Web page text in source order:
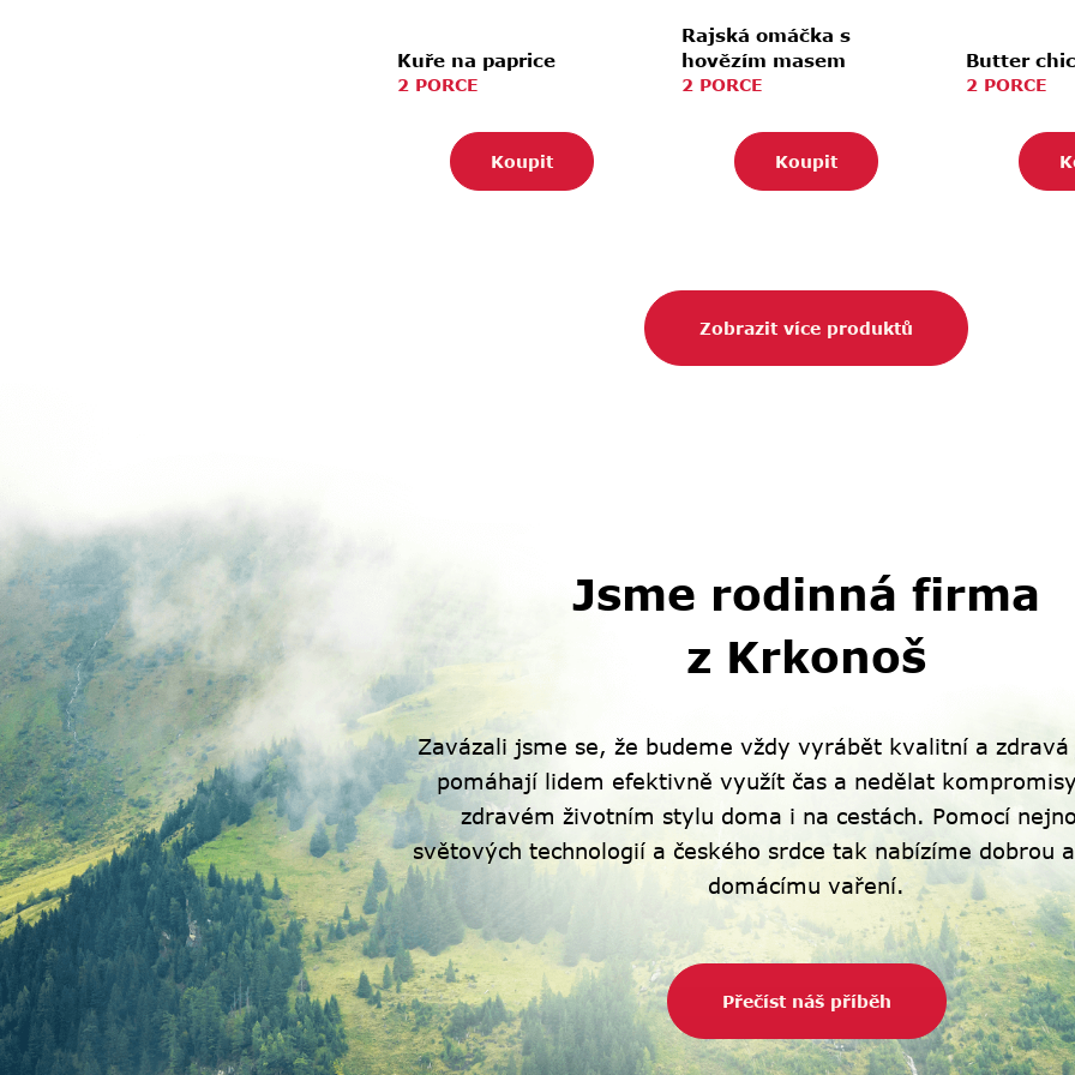
Kuře na paprice
2 PORCE
Koupit
Rajská omáčka s
hovězím masem
2 PORCE
Koupit
Butter
2 PORCE
Zobrazit více produktů
Jsme rodinná firma
z Krkonoš
Zavázali jsme se, že budeme vždy vyrábět kvalitní a
pomáhají lidem efektivně využít čas a nedělat
zdravém životním stylu doma i na cestách. Pomocí
světových technologií a českého srdce tak nabízíme dobrou
domácímu vaření.
Přečíst náš příběh